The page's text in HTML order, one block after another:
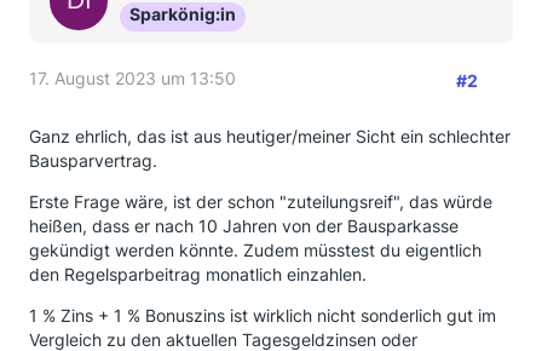
Sparkönig:in
17. August 2023 um 13:50 #2
Ganz ehrlich, das ist aus heutiger/meiner Sicht ein schlechter
Bausparvertrag.
Erste Frage wäre, ist der schon "zuteilungsreif", das würde
heißen, dass er nach 10 Jahren von der Bausparkasse
gekündigt werden könnte. Zudem müsstest du eigentlich
den Regelsparbeitrag monatlich einzahlen.
1 % Zins + 1 % Bonuszins ist wirklich nicht sonderlich gut im
Vergleich zu den aktuellen Tagesgeldzinsen oder